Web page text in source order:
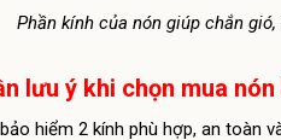
Phần kính của nón giúp chắn
lưu ý khi chọn mua nón
hiểm 2 kính phù hợp, an toàn